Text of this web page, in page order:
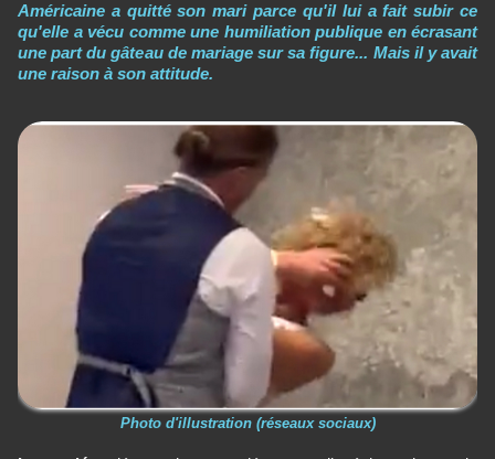
Américaine a quitté son mari parce qu'il lui a fait subir ce
qu'elle a vécu comme une humiliation publique en écrasant
une part du gâteau de mariage sur sa figure... Mais il y avait
une raison à son attitude.
Photo d'illustration (réseaux sociaux)